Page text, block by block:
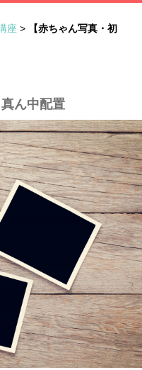
座 >
【赤ちゃん写真・初
ん中配置